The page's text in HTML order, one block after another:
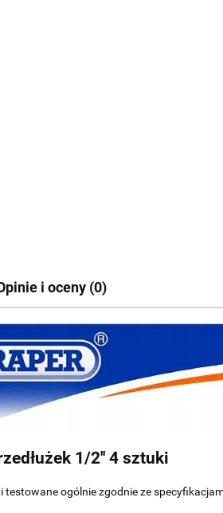
i oceny (0)
1/2'' 4 sztuki
testowane ogólnie zgodnie ze